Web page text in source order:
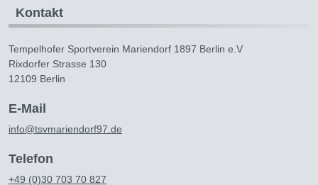
Kontakt
Tempelhofer Sportverein Mariendorf 1897 Berlin e.V
Rixdorfer Strasse 130
12109 Berlin
E-Mail
info@tsvmariendorf97.de
Telefon
+49 (0)30 703 70 827